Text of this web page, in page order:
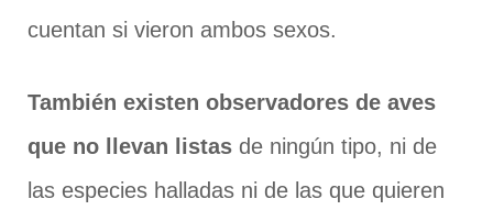
cuentan si vieron ambos sexos.
También existen observadores de aves
que no llevan listas de ningún tipo, ni de
las especies halladas ni de las que quieren